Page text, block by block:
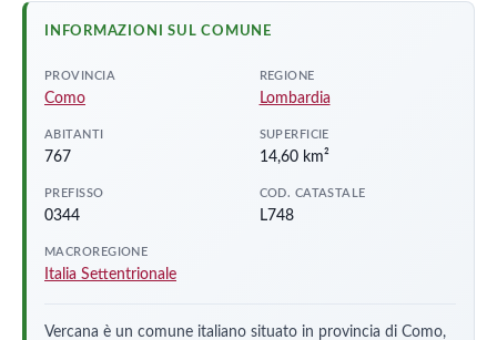
INFORMAZIONI SUL COMUNE
PROVINCIA
Como
REGIONE
Lombardia
ABITANTI
767
SUPERFICIE
14,60 km²
PREFISSO
0344
COD. CATASTALE
L748
MACROREGIONE
Italia Settentrionale
Vercana è un comune italiano situato in provincia di Como,